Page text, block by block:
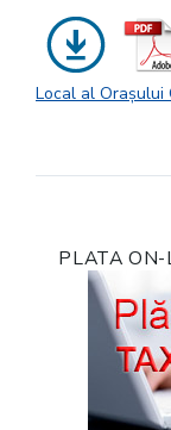
Local al Orașului
PLATA ON-